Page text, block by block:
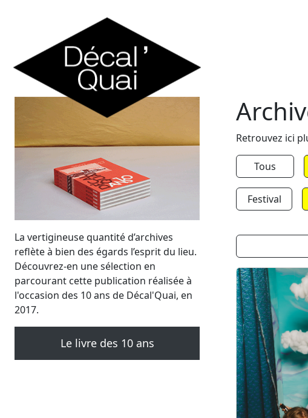
La vertigineuse quantité d’archives
reflète à bien des égards l’esprit du lieu.
Découvrez-en une sélection en
parcourant cette publication réalisée à
l'occasion des 10 ans de Décal'Quai, en
2017.
Le livre des 10 ans
Retrouvez ici
Tous
Festival